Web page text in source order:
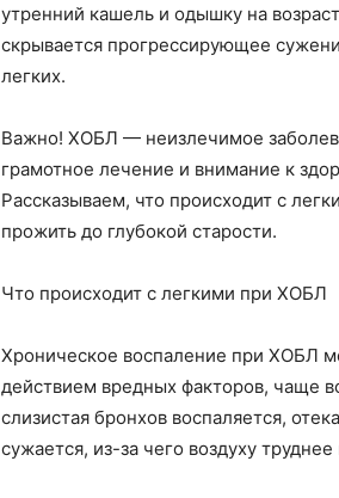
утренний кашель и одышку на
скрывается прогрессирующее
легких.
Важно! ХОБЛ — неизлечимое
грамотное лечение и внимание к
Рассказываем, что происходит с
прожить до глубокой старости.
Что происходит с легкими при ХОБЛ
Хроническое воспаление при ХОБЛ
действием вредных факторов, чаще
слизистая бронхов воспаляется,
сужается, из-за чего воздуху